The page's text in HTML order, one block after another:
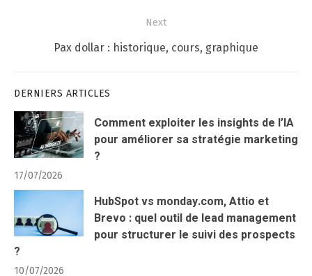
Next
Next
Pax dollar : historique, cours, graphique
DERNIERS ARTICLES
Comment exploiter les insights de l’IA
pour améliorer sa stratégie marketing
?
17/07/2026
HubSpot vs monday.com, Attio et
Brevo : quel outil de lead management
pour structurer le suivi des prospects
?
10/07/2026